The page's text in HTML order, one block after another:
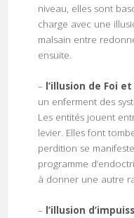
niveau, elles sont
charge avec une
malsain entre
ensuite.
– l’illusion de Foi
un enferment des
Les entités jouent
levier. Elles font
perdition se
programme
à donner une autre
– l’illusion